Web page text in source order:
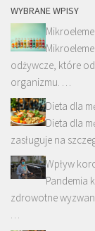
WYBRANE WPISY
odżywcze, które
organizmu. …
Dieta dla
Dieta dla
zasługuje na
Wpływ
Pandemia
zdrowotne
…